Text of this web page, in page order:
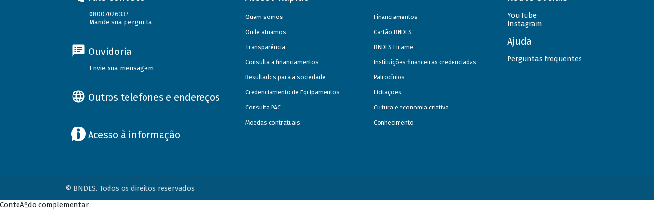
08007026337
Mande sua pergunta
Ouvidoria
Envie sua mensagem
Outros telefones e endereços
Acesso à informação
Quem somos
Onde atuamos
Transparência
Consulta a financiamentos
Resultados para a sociedade
Credenciamento de Equipamentos
Consulta PAC
Moedas contratuais
Financiamentos
Cartão BNDES
BNDES Finame
Instituições financeiras credenciadas
Patrocínios
Licitações
Cultura e economia criativa
Conhecimento
YouTube
Instagram
Ajuda
Perguntas frequentes
© BNDES. Todos os direitos reservados
ConteÃºdo complementar